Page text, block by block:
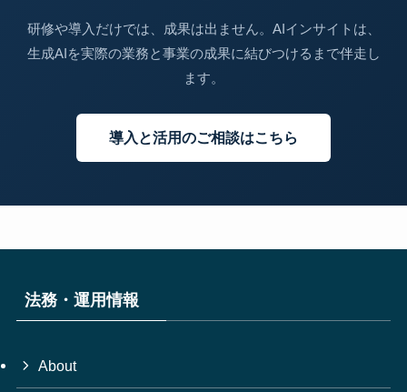
研修や導入だけでは、成果は出ません。AIインサイトは、
生成AIを実際の業務と事業の成果に結びつけるまで伴走し
ます。
導入と活用のご相談はこちら
法務・運用情報
About